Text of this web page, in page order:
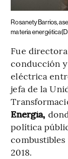
Rosanety Barrios,
materia energética
Fue
conducción
eléctrica
jefa de la
Energía,
política
2018.